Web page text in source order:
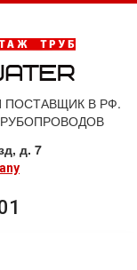
В РФ.
д. 7